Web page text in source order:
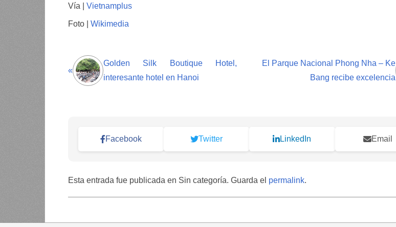
Vía | Vietnamplus
Foto | Wikimedia
«
Golden Silk Boutique Hotel,
interesante hotel en Hanoi
El Parque Nacional Phong Nha – Ke
Bang recibe excelencia
Facebook Twitter LinkedIn Email
Esta entrada fue publicada en Sin categoría. Guarda el permalink.